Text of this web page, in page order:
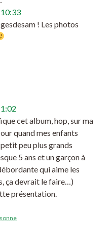
! Les photos
cet album, hop, sur ma
quand mes enfants
peu plus grands
5 ans et un garçon à
qui aime les
ça devrait le faire…)
présentation.